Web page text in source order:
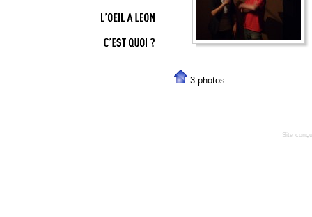
3 photos
Site